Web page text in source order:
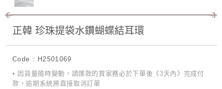
正韓 珍珠提袋水鑽蝴蝶結耳環
Code : H2501069
• 因貨量隨時變動，請匯款的買家務必於下單後《3天內》完成付
款，逾期系統將直接取消訂單